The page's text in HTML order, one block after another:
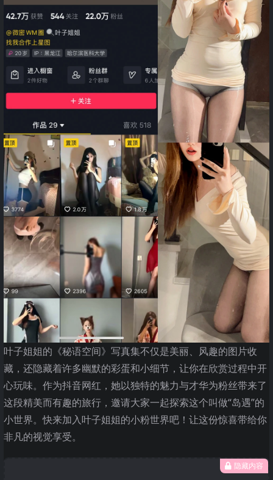
叶子姐姐的《秘语空间》写真集不仅是美丽、风趣的图片收
藏，还隐藏着许多幽默的彩蛋和小细节，让你在欣赏过程中开
心玩味。作为抖音网红，她以独特的魅力与才华为粉丝带来了
这段精美而有趣的旅行，邀请大家一起探索这个叫做“岛遇”的
小世界。快来加入叶子姐姐的小粉世界吧！让这份惊喜带给你
非凡的视觉享受。
隐藏内容